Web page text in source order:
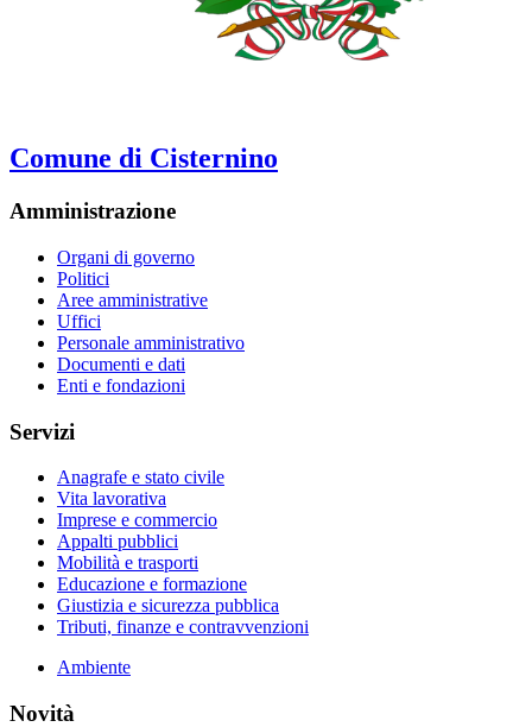
Comune di Cisternino
Amministrazione
Organi di governo
Politici
Aree amministrative
Uffici
Personale amministrativo
Documenti e dati
Enti e fondazioni
Servizi
Anagrafe e stato civile
Vita lavorativa
Imprese e commercio
Appalti pubblici
Mobilità e trasporti
Educazione e formazione
Giustizia e sicurezza pubblica
Tributi, finanze e contravvenzioni
Ambiente
Novità